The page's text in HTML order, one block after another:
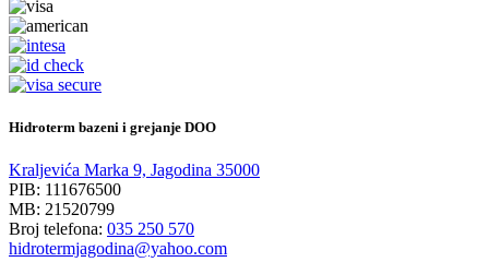
Hidroterm bazeni i grejanje DOO
Kraljevića Marka 9, Jagodina 35000
PIB: 111676500
MB: 21520799
Broj telefona: 035 250 570
hidrotermjagodina@yahoo.com